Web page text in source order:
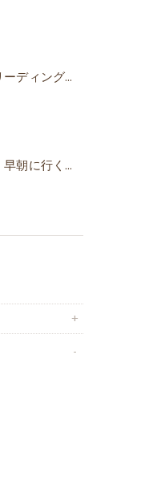
マナカードリーディングで自己肯定感が上がった！
伊勢神宮は、早朝に行くのがオススメな時期♪